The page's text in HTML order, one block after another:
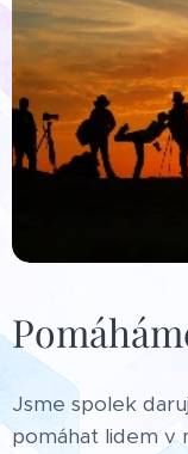
Jsme spolek
pomáhat lidem v